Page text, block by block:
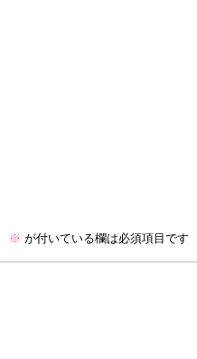
※ が付いている欄は必須項目です